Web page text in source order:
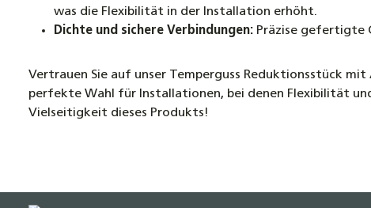
was die Flexibilität in der Installation erhöht.
Dichte und sichere Verbindungen: Präzise gefertigte
Vertrauen Sie auf unser Temperguss Reduktionsstück
perfekte Wahl für Installationen, bei denen Flexibilität
Vielseitigkeit dieses Produkts!